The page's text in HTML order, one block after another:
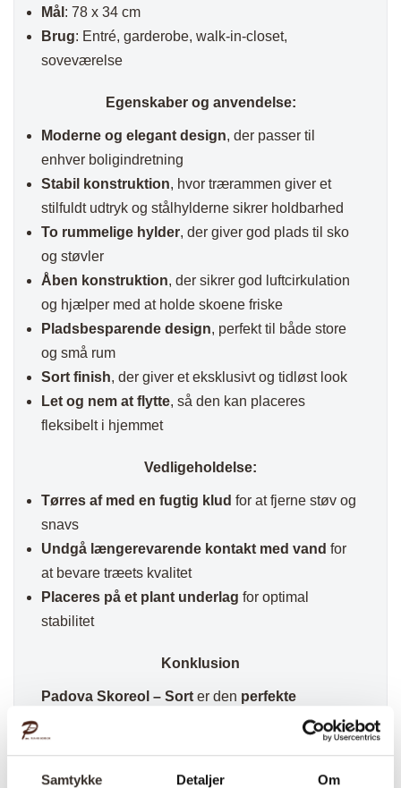
Samtykke Detaljer Om
Mål : 78 x 34 cm
Brug: Entré, garderobe, walk-in-closet,
soveværelse
Egenskaber og anvendelse:
Moderne og elegant design, der passer til
enhver boligindretning
Stabil konstruktion, hvor trærammen giver et
stilfuldt udtryk og stålhylderne sikrer holdbarhed
To rummelige hylder, der giver god plads til sko
og støvler
Åben konstruktion, der sikrer god luftcirkulation
og hjælper med at holde skoene friske
Pladsbesparende design, perfekt til både store
og små rum
Sort finish, der giver et eksklusivt og tidløst look
Let og nem at flytte, så den kan placeres
fleksibelt i hjemmet
Vedligeholdelse:
Tørres af med en fugtig klud for at fjerne støv og
snavs
Undgå længerevarende kontakt med vand for
at bevare træets kvalitet
Placeres på et plant underlag for optimal
stabilitet
Konklusion
Padova Skoreol – Sort er den perfekte
kombination af funktionalitet, holdbarhed og
stilrent design
sorte træstel, robuste